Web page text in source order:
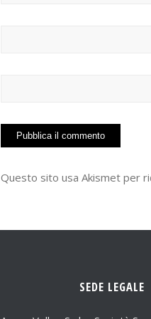
Questo sito usa Akismet per
SEDE LEGALE